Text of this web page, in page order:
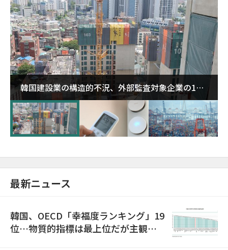
韓国建設業の構造的不況、外部監査対象企業の1割
超が「ゾンビ企業」に…5年で2.8倍増
最新ニュース
韓国、OECD「幸福度ランキング」19
位…物質的指標は最上位だが主観的